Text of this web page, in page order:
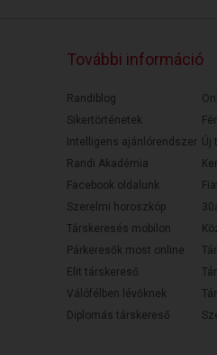
További információ
Randiblog
Sikertörténetek
Intelligens ajánlórendszer
Randi Akadémia
Facebook oldalunk
Szerelmi horoszkóp
Társkeresés mobilon
Párkeresők most online
Elit társkereső
Válófélben lévőknek
Diplomás társkereső
Új